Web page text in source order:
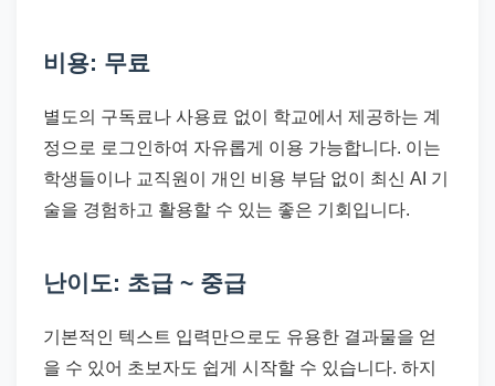
비용: 무료
별도의 구독료나 사용료 없이 학교에서 제공하는 계
정으로 로그인하여 자유롭게 이용 가능합니다. 이는
학생들이나 교직원이 개인 비용 부담 없이 최신 AI 기
술을 경험하고 활용할 수 있는 좋은 기회입니다.
난이도: 초급 ~ 중급
기본적인 텍스트 입력만으로도 유용한 결과물을 얻
을 수 있어 초보자도 쉽게 시작할 수 있습니다. 하지